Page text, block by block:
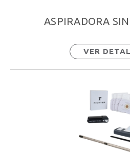
ASPIRADORA
VER